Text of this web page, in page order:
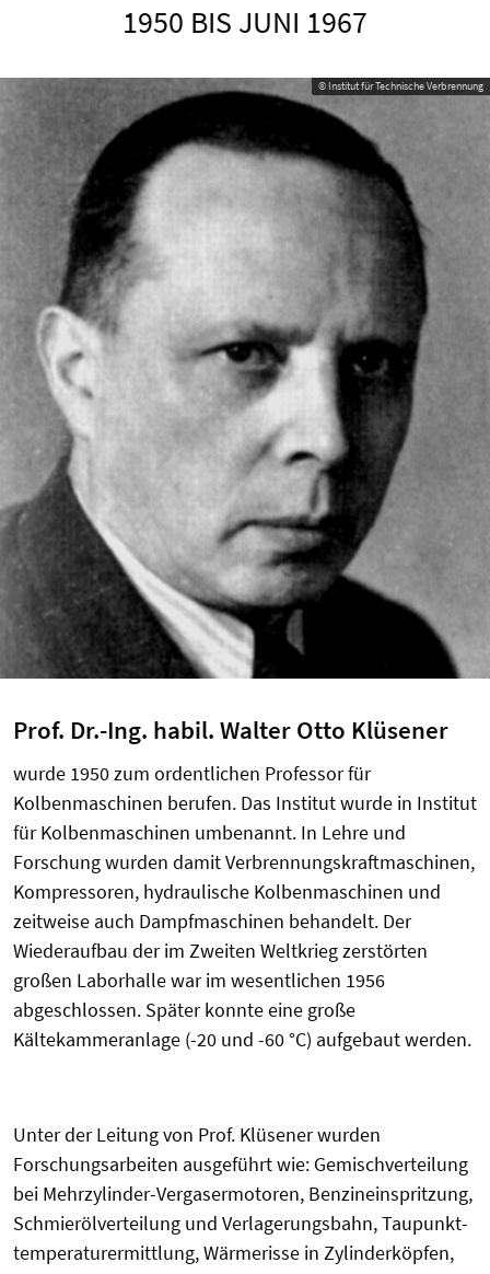
1950 BIS JUNI 1967
© Institut für Technische Verbrennung
Prof. Dr.-Ing. habil. Walter Otto Klüsener
wurde 1950 zum ordentlichen Professor für
Kolbenmaschinen berufen. Das Institut wurde in Institut
für Kolbenmaschinen umbenannt. In Lehre und
Forschung wurden damit Verbrennungskraftmaschinen,
Kompressoren, hydraulische Kolbenmaschinen und
zeitweise auch Dampfmaschinen behandelt. Der
Wiederaufbau der im Zweiten Weltkrieg zerstörten
großen Laborhalle war im wesentlichen 1956
abgeschlossen. Später konnte eine große
Kältekammeranlage (-20 und -60 °C) aufgebaut werden.
Unter der Leitung von Prof. Klüsener wurden
Forschungsarbeiten ausgeführt wie: Gemischverteilung
bei Mehrzylinder-Vergasermotoren, Benzineinspritzung,
Schmierölverteilung und Verlagerungsbahn, Taupunkt-
temperaturermittlung, Wärmerisse in Zylinderköpfen,